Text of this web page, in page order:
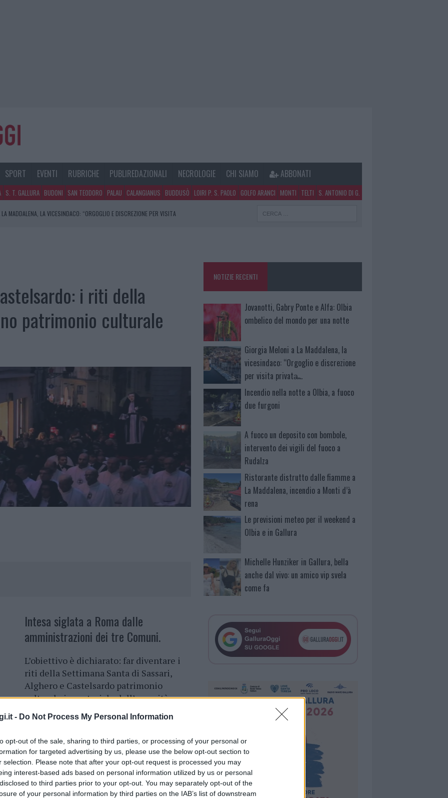
- Do Not Process My Personal Information
opt-out of the sale, sharing to third parties, or processing of your personal or
for targeted advertising by us, please use the below opt-out section to
selection. Please note that after your opt-out request is processed you may
interest-based ads based on personal information utilized by us or personal
to third parties prior to your opt-out. You may separately opt-out of the
of your personal information by third parties on the IAB’s list of downstream
SPORT EVENTI RUBRICHE PUBLIREDAZIONALI NECROLOGIE CHI SIAMO ABBONATI
S. T. GALLURA BUDONI SAN TEODORO PALAU CALANGIANUS BUDDUSÒ LOIRI P. S. PAOLO GOLFO ARANCI MONTI TELTI S. ANTONIO DI G.
MADDALENA, LA VICESINDACO: “ORGOGLIO E DISCREZIONE PER VISITA
OMBELICO DEL MONDO PER UNA NOTTEi riti della
patrimonio culturale
Intesa siglata a Roma dalle
amministrazioni dei tre Comuni.
L’obiettivo è dichiarato: far diventare i
riti della Settimana Santa di Sassari,
Alghero e Castelsardo patrimonio
culturale immateriale dell’umanità
Unesco.
Per questo le tre
amministrazioni comunali,
rappresentate dal vicesindaco del
Comune di Sassari Fabio Pinna, da quello
di Alghero Raimondo Cacciotto e dal
hanno siglato a Roma un
richiesta all’Unesco 25 città italiane.
NOTIZIE RECENTI
Jovanotti, Gabry Ponte e Alfa: Olbia
ombelico del mondo per una notte
Giorgia Meloni a La Maddalena, la
vicesindaco: “Orgoglio e discrezione
per visita privata̶…
Incendio nella notte a Olbia, a fuoco
due furgoni
A fuoco un deposito con bombole,
intervento dei vigili del fuoco a
Rudalza
Ristorante distrutto dalle fiamme a
La Maddalena, incendio a Monti d’à
rena
Le previsioni meteo per il weekend a
Olbia e in Gallura
Michelle Hunziker in Gallura, bella
anche dal vivo: un amico vip svela
come fa